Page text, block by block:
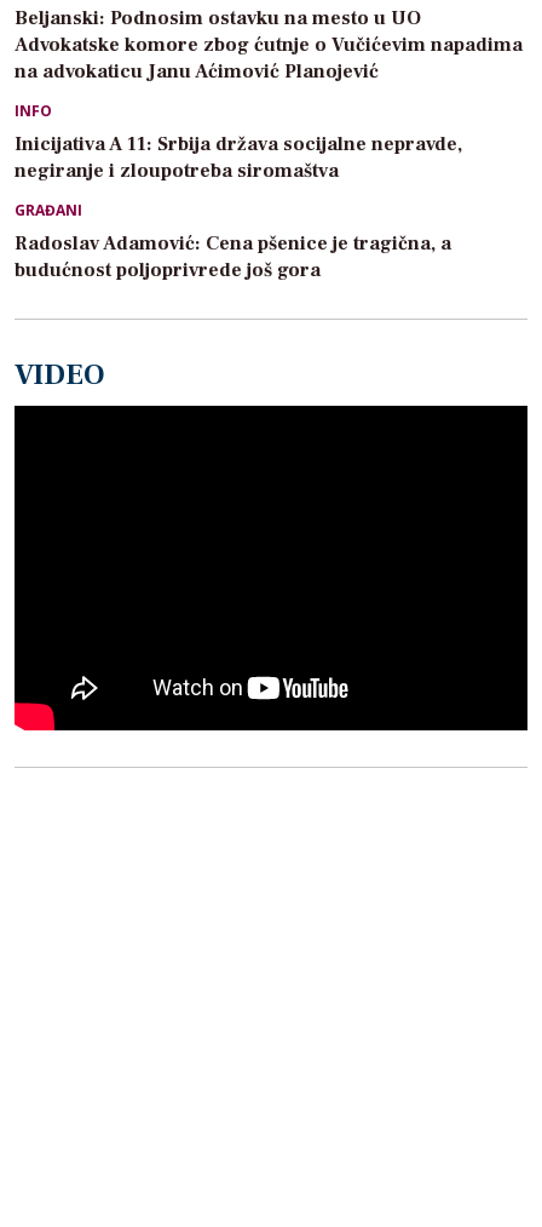
Beljanski: Podnosim ostavku na mesto u UO
Advokatske komore zbog ćutnje o Vučićevim napadima
na advokaticu Janu Aćimović Planojević
INFO
Inicijativa A 11: Srbija država socijalne nepravde,
negiranje i zloupotreba siromaštva
GRAĐANI
Radoslav Adamović: Cena pšenice je tragična, a
budućnost poljoprivrede još gora
VIDEO